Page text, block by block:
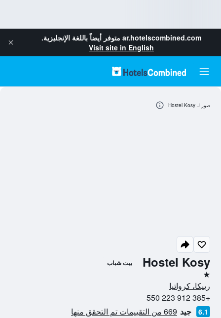
ar.hotelscombined.com متوفر أيضاً باللغة الإنجليزية.
Visit site in English
Hostel Kosy بيت شباب
نجمة واحدة
رييكا، كرواتيا
+385 912 223 550
6.1 جيد 669 من التقييمات تم التحقق منها
صور لـ Hostel Kosy